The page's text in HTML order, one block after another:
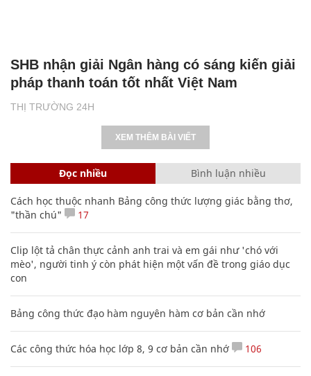
THỊ TRƯỜNG 24H
SHB nhận giải Ngân hàng có sáng kiến giải
pháp thanh toán tốt nhất Việt Nam
XEM THÊM BÀI VIẾT
Đọc nhiều Bình luận nhiều
Cách học thuộc nhanh Bảng công thức lượng giác bằng thơ,
"thần chú"
17
Clip lột tả chân thực cảnh anh trai và em gái như 'chó với
mèo', người tinh ý còn phát hiện một vấn đề trong giáo dục
con
Bảng công thức đạo hàm nguyên hàm cơ bản cần nhớ
Các công thức hóa học lớp 8, 9 cơ bản cần nhớ 106